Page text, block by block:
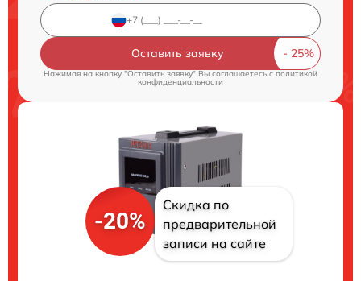
Оставить заявку
Нажимая на кнопку "Оставить заявку" Вы соглашаетесь cполитикой
конфиденциальности
-20%
Скидка по
предварительной
записи на сайте